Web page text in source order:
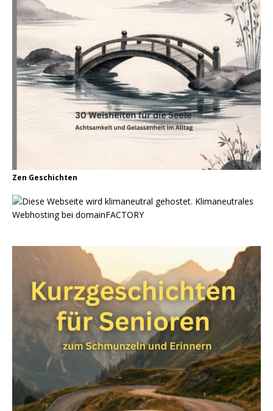
Zen Geschichten